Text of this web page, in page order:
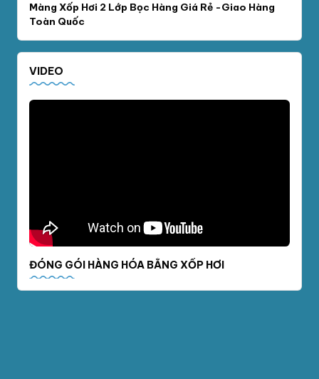
Màng Xốp Hơi 2 Lớp Bọc Hàng Giá Rẻ -Giao Hàng
Toàn Quốc
VIDEO
ĐÓNG GÓI HÀNG HÓA BẰNG XỐP HƠI